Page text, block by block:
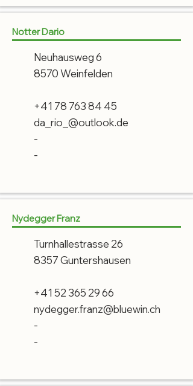
Notter Dario
Neuhausweg 6
8570 Weinfelden
+41 78 763 84 45
da_rio_@outlook.de
-
-
Nydegger Franz
Turnhallestrasse 26
8357 Guntershausen
+41 52 365 29 66
nydegger.franz@bluewin.ch
-
-